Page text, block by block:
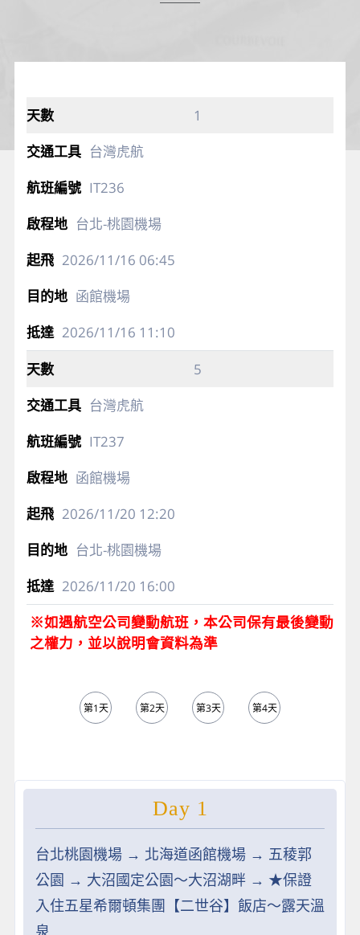
1
台灣虎航
IT236
台北-桃園機場
2026/11/16 06:45
函館機場
2026/11/16 11:10
5
台灣虎航
IT237
函館機場
2026/11/20 12:20
台北-桃園機場
2026/11/20 16:00
※如遇航空公司變動航班，本公司保有最後變動
之權力，並以說明會資料為準
第1天 第2天 第3天 第4天
Day 1
台北桃園機場 → 北海道函館機場 → 五稜郭
公園 → 大沼國定公園～大沼湖畔 → ★保證
入住五星希爾頓集團【二世谷】飯店～露天溫
泉